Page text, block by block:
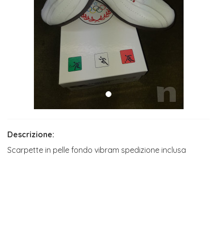
Descrizione:
Scarpette in pelle fondo vibram spedizione inclusa